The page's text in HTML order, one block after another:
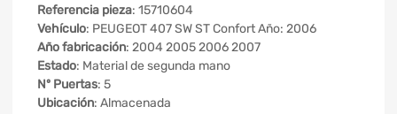
Referencia pieza: 15710604
Vehículo: PEUGEOT 407 SW ST Confort Año: 2006
Año fabricación: 2004 2005 2006 2007
Estado: Material de segunda mano
Nº Puertas: 5
Ubicación: Almacenada